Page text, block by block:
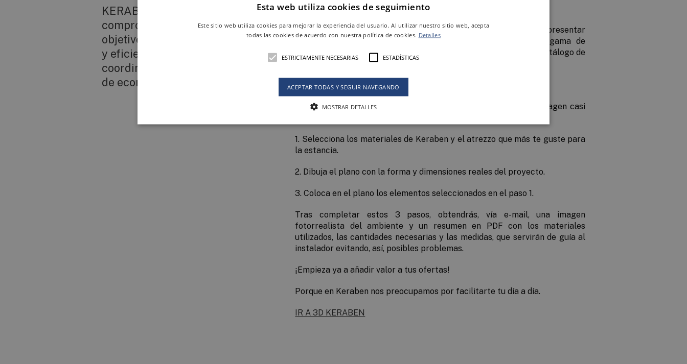
Tómate un minuto para echarle un vistazo y cromprobar cómo presentar
rápidamente a tus clientes ambientes creados con toda la gama de
materiales cerámicos de Keraben, acompañados de un extenso catálogo de
atrezzo actual para la decoración de cada espacio.
Además, ¡es MUY fácil de utilizar!
Tan solo tienes que seguir
y obtendrás una imagen casi
1. Selecciona los materiales de Keraben y el atrezzo que más te guste para
la estancia.
2. Dibuja el plano con la forma y dimensiones reales del proyecto.
3.Coloca en el plano los elementos seleccionados en el paso 1.
Tras completar estos 3 pasos, obtendrás, vía e-mail, una imagen
fotorrealista del ambiente y un resumen en PDF con los materiales
utilizados, las cantidades necesarias y las medidas, que servirán de guía al
instalador evitando, así, posibles problemas.
¡Empieza ya a añadir valor a tus ofertas!
Porque en Keraben nos preocupamos por facilitarte tu día a día.
IR A 3D KERABEN
KERABEN GRUPO,
comprometido con los
objetivos de sostenibilidad
y eficiencia industrial,
coordina el proyecto EROS
de economía circular
Esta web utiliza cookies de seguimiento
Este sitio web utiliza cookies para mejorar la experiencia del usuario. Al utilizar nuestro sitio web, acepta
todas las cookies de acuerdo con nuestra política de cookies. Detalles
ESTRICTAMENTE NECESARIAS ESTADÍSTICAS
ACEPTAR TODAS Y SEGUIR NAVEGANDO
MOSTRAR DETALLES